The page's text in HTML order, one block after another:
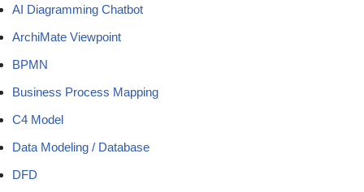
AI Diagramming Chatbot
ArchiMate Viewpoint
BPMN
Business Process Mapping
C4 Model
Data Modeling / Database
DFD